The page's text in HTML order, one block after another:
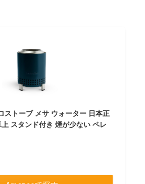
ストーブ メサ ウォーター 日本正
スタンド付き 煙が少ない ペレ